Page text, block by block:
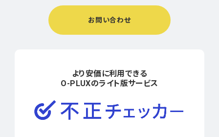
お問い合わせ
より安価に利用できる
O-PLUXのライト版サービス